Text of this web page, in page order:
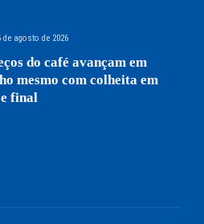
de agosto de 2026
do café avançam em
mesmo com colheita em
final